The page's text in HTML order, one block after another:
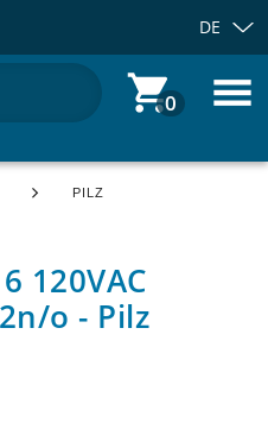
DE
0
PILZ
120VAC
o - Pilz